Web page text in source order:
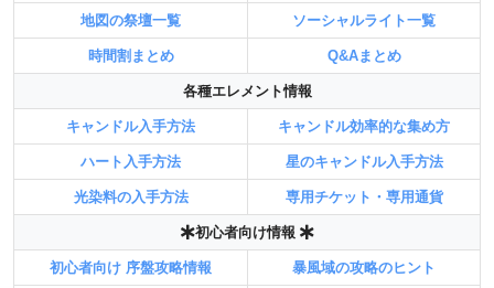
地図の祭壇一覧 ソーシャルライト一覧
時間割まとめ Q&Aまとめ
各種エレメント情報
キャンドル入手方法 キャンドル効率的な集め方
ハート入手方法 星のキャンドル入手方法
光染料の入手方法 専用チケット・専用通貨
初心者向け情報
初心者向け 序盤攻略情報 暴風域の攻略のヒント